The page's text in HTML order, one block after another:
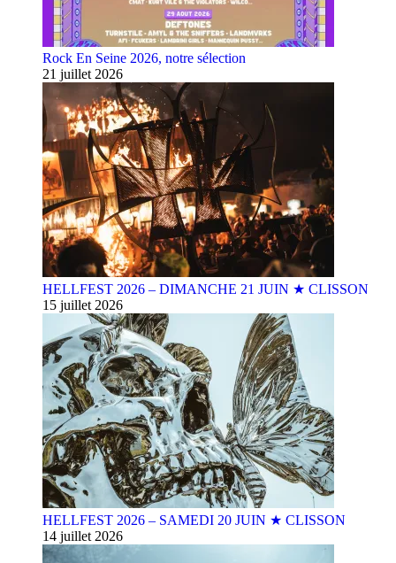
Rock En Seine 2026, notre sélection
21 juillet 2026
HELLFEST 2026 – DIMANCHE 21 JUIN ★ CLISSON
15 juillet 2026
HELLFEST 2026 – SAMEDI 20 JUIN ★ CLISSON
14 juillet 2026